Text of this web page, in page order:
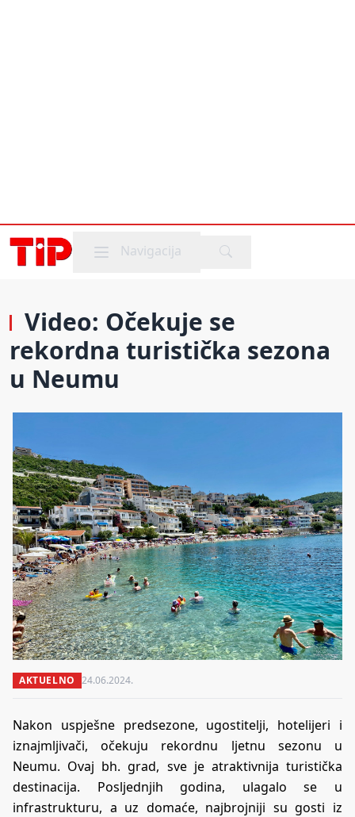
Mobile menu
Navigacija
Video: Očekuje se
rekordna turistička sezona
u Neumu
AKTUELNO 24.06.2024.
Nakon uspješne predsezone, ugostitelji, hotelijeri i
iznajmljivači, očekuju rekordnu ljetnu sezonu u
Neumu. Ovaj bh. grad, sve je atraktivnija turistička
destinacija. Posljednjih godina, ulagalo se u
infrastrukturu, a uz domaće, najbrojniji su gosti iz